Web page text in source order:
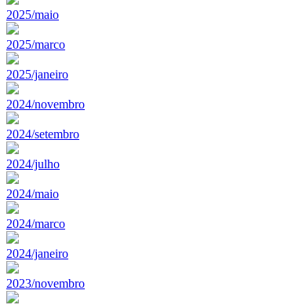
2025/maio
2025/marco
2025/janeiro
2024/novembro
2024/setembro
2024/julho
2024/maio
2024/marco
2024/janeiro
2023/novembro